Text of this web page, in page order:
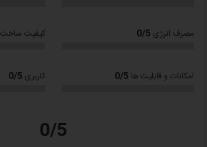
مصرف انرژی 0/5 کیفیت ساخت
امکانات و قابلیت ها 0/5 کاربری 0/5
0/5